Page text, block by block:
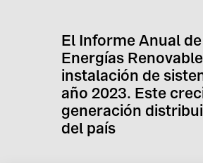
El Informe Anual
Energías
instalación de
año 2023. Este
generación
del país